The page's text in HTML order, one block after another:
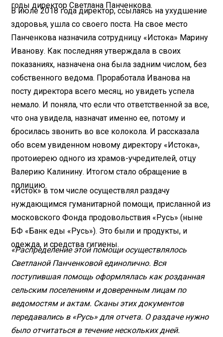
годы директор Светлана Панченкова.
В июле 2018 года директор, ссылаясь на ухудшение
здоровья, ушла со своего поста. На свое место
Панченкова назначила сотрудницу «Истока» Марину
Иванову. Как последняя утверждала в своих
показаниях, назначена она была задним числом, без
собственного ведома. Проработала Иванова на
посту директора всего месяц, но увидеть успела
немало. И поняла, что если что ответственной за все,
что она увидела, назначат именно ее, потому и
бросилась звонить во все колокола. И рассказала
обо всем увиденном новому директору «Истока»,
протоиерею одного из храмов-учредителей, отцу
Валерию Калинину. Итогом стало обращение в
полицию.
«Исток» в том числе осуществлял раздачу
нуждающимся гуманитарной помощи, присланной из
московского Фонда продовольствия «Русь» (ныне
БФ «Банк еды «Русь»). Это были и продукты, и
одежда, и средства гигиены.
«Распределение этой помощи осуществлялось
Светланой Панченковой единолично. Вся
поступившая помощь оформлялась как розданная
сельским поселениям и доверенным лицам по
ведомостям и актам. Сканы этих документов
передавались в «Русь» для отчета. О раздаче нужно
было отчитаться в течение нескольких дней.